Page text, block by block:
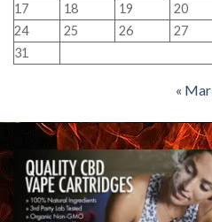
17
18 19 20
24
25 26 27
31
« Mar